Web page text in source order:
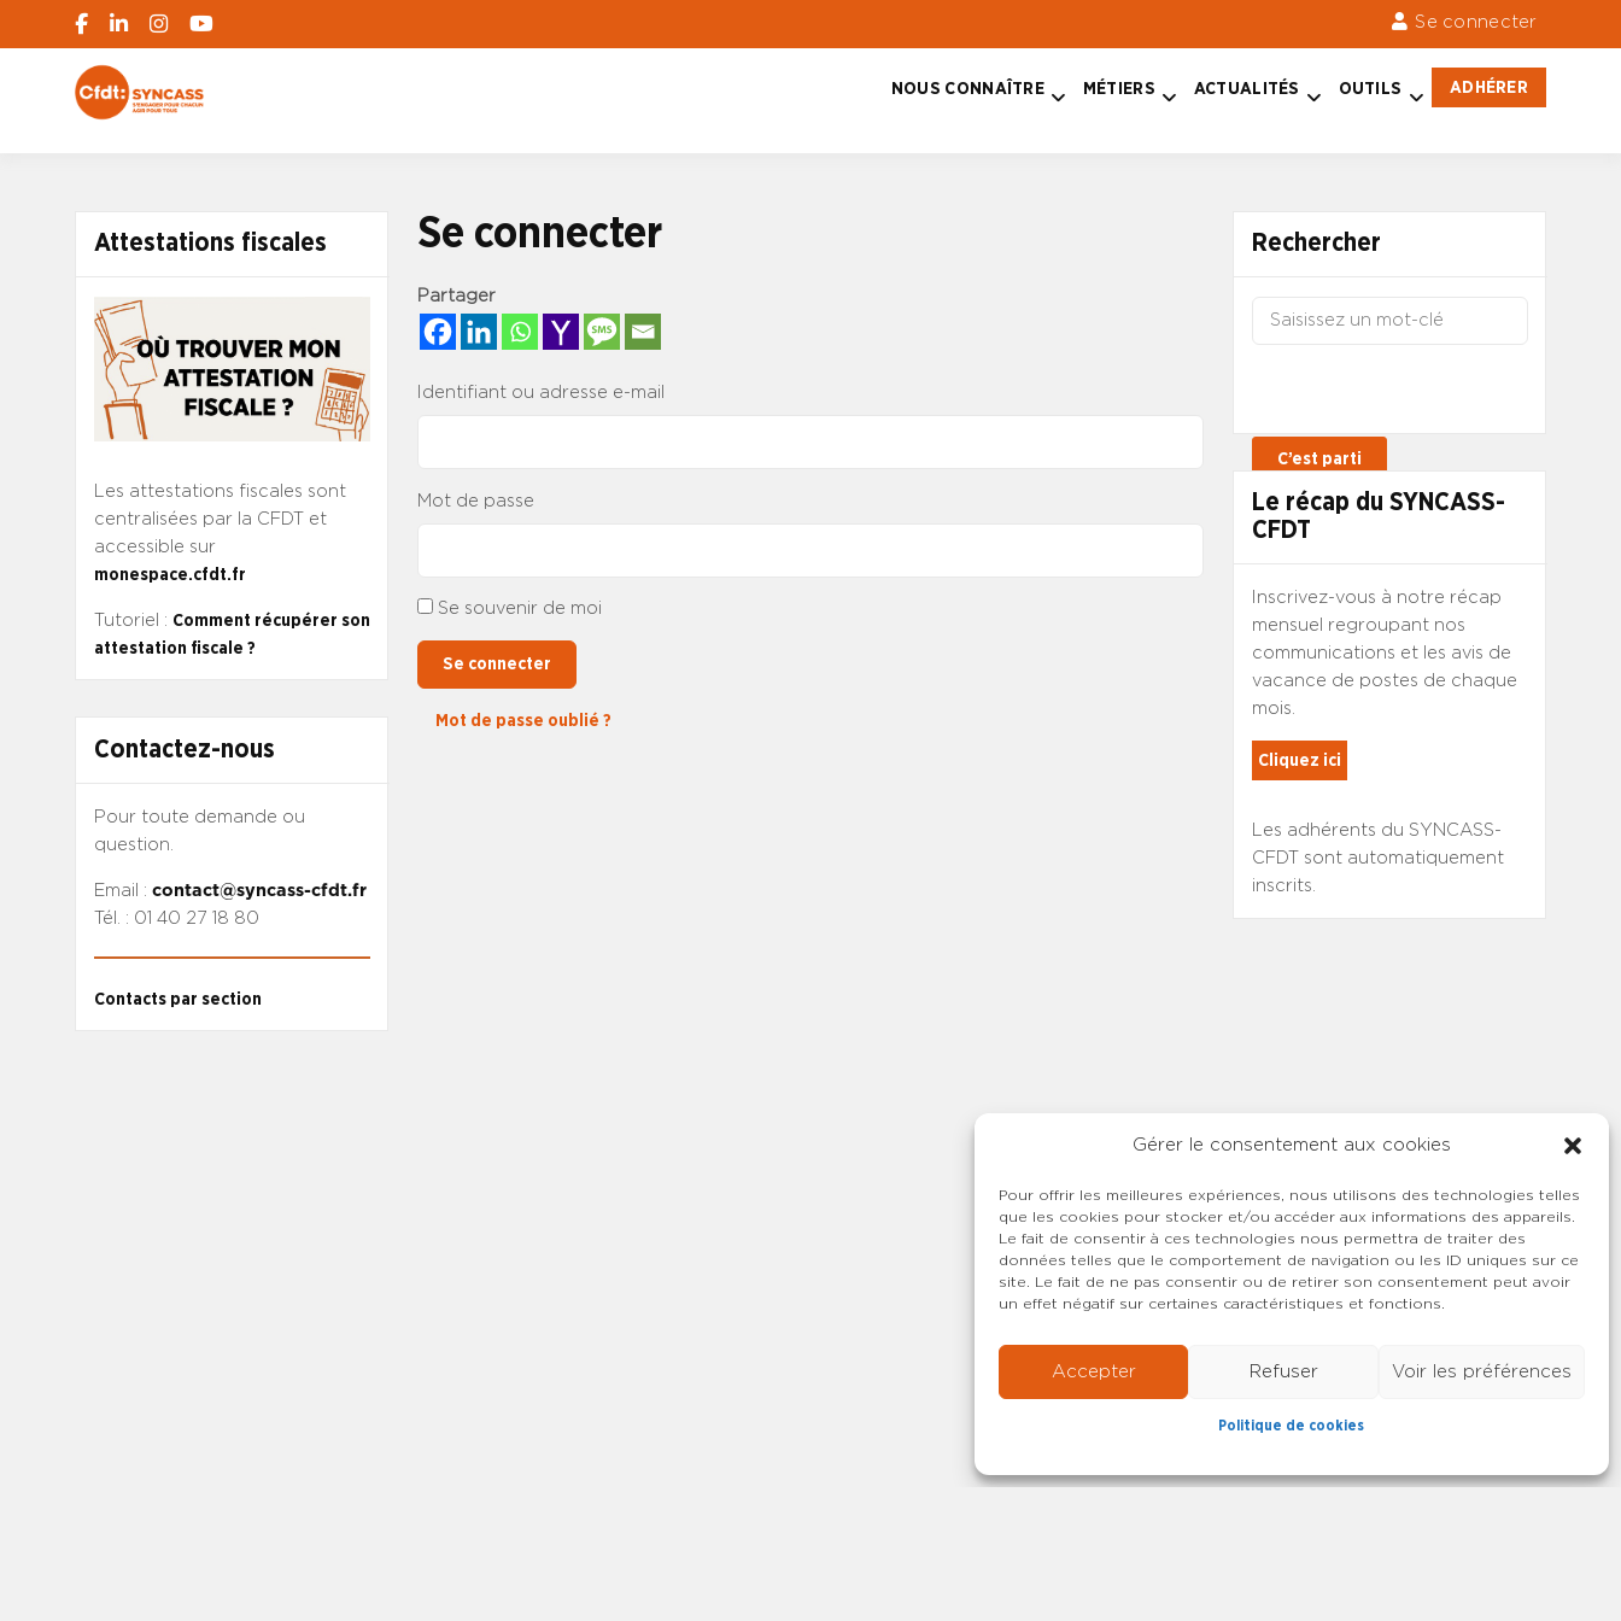
Gérer le consentement aux cookies
Pour offrir les meilleures expériences, nous utilisons des technologies telles
que les cookies pour stocker et/ou accéder aux informations des appareils.
Le fait de consentir à ces technologies nous permettra de traiter des
données telles que le comportement de navigation ou les ID uniques sur ce
site. Le fait de ne pas consentir ou de retirer son consentement peut avoir
un effet négatif sur certaines caractéristiques et fonctions.
Accepter Refuser Voir les préférences
Politique de cookies
Se connecter
NOUS CONNAÎTRE MÉTIERS ACTUALITÉS OUTILS ADHÉRER
Attestations fiscales
Les attestations fiscales sont
centralisées par la CFDT et
accessible sur
monespace.cfdt.fr
Tutoriel : Comment récupérer son
attestation fiscale ?
Contactez-nous
Pour toute demande ou
question.
Email : contact@syncass-cfdt.fr
Tél. : 01 40 27 18 80
Contacts par section
Se connecter
Partager
Identifiant ou adresse e-mail
Mot de passe
Se souvenir de moi
Se connecter
Mot de passe oublié ?
Rechercher
Le récap du SYNCASS-
CFDT
Inscrivez-vous à notre récap
mensuel regroupant nos
communications et les avis de
vacance de postes de chaque
mois.
Cliquez ici
Les adhérents du SYNCASS-
CFDT sont automatiquement
inscrits.